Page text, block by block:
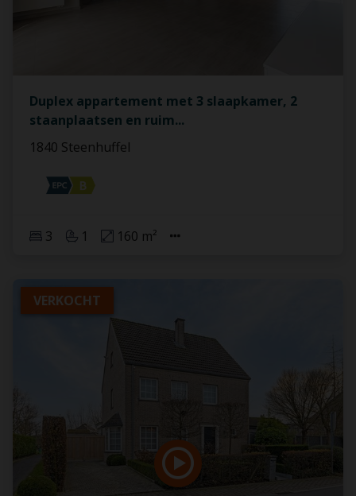
Duplex appartement met 3 slaapkamer, 2
staanplaatsen en ruim...
1840 Steenhuffel
3 1 160 m²
VERKOCHT